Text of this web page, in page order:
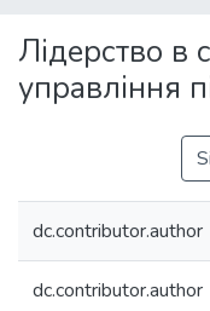
Statistics
Лідерство в
управління
dc.contributor.author
dc.contributor.author